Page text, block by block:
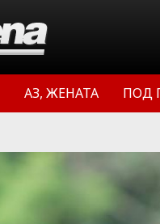
АЗ, ЖЕНАТА ПОД